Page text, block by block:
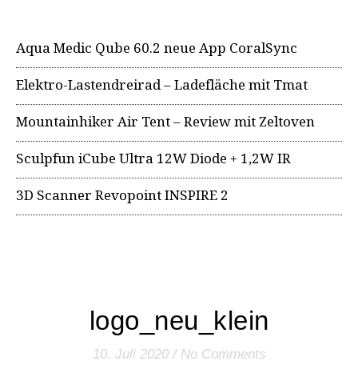
Aqua Medic Qube 60.2 neue App CoralSync
Elektro-Lastendreirad – Ladefläche mit Tmat
Mountainhiker Air Tent – Review mit Zeltoven
Sculpfun iCube Ultra 12W Diode + 1,2W IR
3D Scanner Revopoint INSPIRE 2
logo_neu_klein
10. Juli 2020 / No Comments